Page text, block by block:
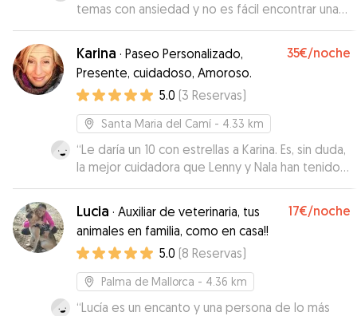
temas con ansiedad y no es fácil encontrar una
persona con la que se sienta segura. Con Maria y
Javier me he podido relajar completamente, me
han mandado muchas fotos, video y updates.
Yuna estaba disfrutando mucho del jardín que
tienen y le encantaba jugar con Txakoli. Gracias
Maria y Javier por cuidar de mi peque como si
fuera una de los nuestros! Seguro que
volveremos!”
Karina · Paseo Personalizado,
Presente, cuidadoso, Amoroso.
35€/noche
5.0 (3 Reservas)
Santa Maria del Camí - 4.33 km
“Le daría un 10 con estrellas a Karina. Es, sin duda,
la mejor cuidadora que Lenny y Nala han tenido.
Han vuelto muy tranquilos y con mucha más
confianza hacia ella. Nos mantuvo informados
todos los días, enviándonos videos muy bonitos
de cómo jugaban y paseaban. 100%
recomendable. ¡Muchísimas gracias, Karina!
Lucia · Auxiliar de veterinaria, tus
animales en familia, como en casa!!
17€/noche
5.0 (8 Reservas)
Palma de Mallorca - 4.36 km
“Lucía es un encanto y una persona de lo más